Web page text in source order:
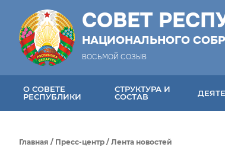
СОВЕТ
НАЦИОНАЛЬНОГО
ВОСЬМОЙ СОЗЫВ
О СОВЕТЕ
РЕСПУБЛИКИ
СТРУКТУРА И
СОСТАВ
Главная / Пресс-центр / Лента новостей